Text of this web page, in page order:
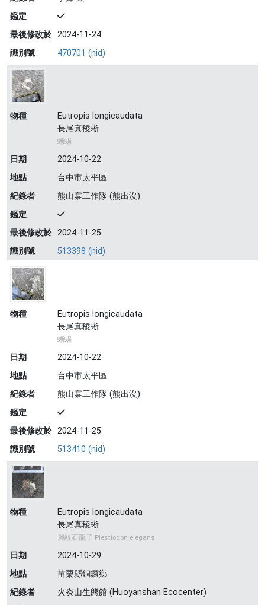
鑑定
最後修改於 2024-11-24
識別號
470701 (nid)
物種
Eutropis longicaudata
長尾真稜蜥
蜥蜴
日期
2024-10-22
地點
台中市太平區
紀錄者
熊山寨工作隊 (熊出沒)
鑑定
最後修改於 2024-11-25
識別號
513398 (nid)
物種
Eutropis longicaudata
長尾真稜蜥
蜥蜴
日期
2024-10-22
地點
台中市太平區
紀錄者
熊山寨工作隊 (熊出沒)
鑑定
最後修改於 2024-11-25
識別號
513410 (nid)
物種
Eutropis longicaudata
長尾真稜蜥
麗紋石龍子 Plestiodon elegans
日期
2024-10-29
地點
苗栗縣銅鑼鄉
紀錄者
火炎山生態館 (Huoyanshan Ecocenter)